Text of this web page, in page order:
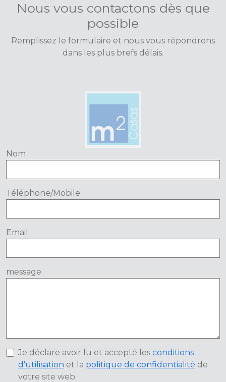
Nous vous contactons dès que
possible
Remplissez le formulaire et nous vous répondrons
dans les plus brefs délais.
Nom
Téléphone/Mobile
Email
message
Je déclare avoir lu et accepté les conditions
d'utilisation et la politique de confidentialité de
votre site web.